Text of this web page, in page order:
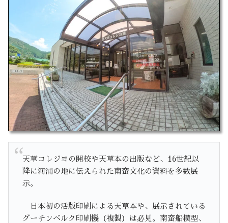
天草コレジヨの開校や天草本の出版など、16世紀以
降に河浦の地に伝えられた南蛮文化の資料を多数展
示。
日本初の活版印刷による天草本や、展示されている
グーテンベルク印刷機（複製）は必見。南蛮船模型、